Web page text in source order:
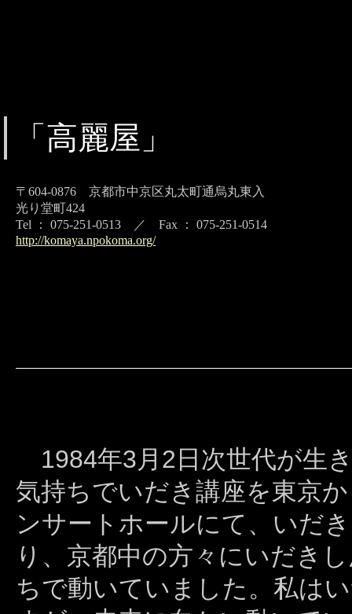
「高麗屋」
〒604-0876 京都市中京区丸太町通烏丸東入
光り堂町424
Tel ： 075-251-0513 ／ Fax ： 075-251-0514
http://komaya.npokoma.org/
1984年3月2日次世代が生
気持ちでいだき講座を東京
ンサートホールにて、いだ
り、京都中の方々にいだき
ちで動いていました。私は